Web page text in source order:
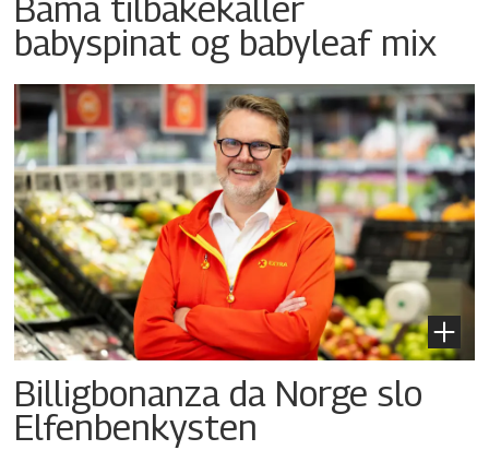
babyspinat og babyleaf mix
Billigbonanza da Norge slo
Elfenbenkysten